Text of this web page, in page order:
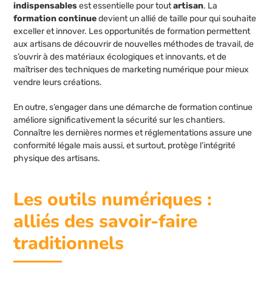
indispensablesest essentielle pour toutartisan. La
formation continuedevient un allié de taille pour qui souhaite
exceller et innover. Les opportunités de formation permettent
aux artisans de découvrir de nouvelles méthodes de travail, de
s’ouvrir à des matériaux écologiques et innovants, et de
maîtriser des techniques de marketing numérique pour mieux
vendre leurs créations.
En outre, s’engager dans une démarche de formation continue
améliore significativement la sécurité sur les chantiers.
Connaître les dernières normes et réglementations assure une
conformité légale mais aussi, et surtout, protège l’intégrité
physique des artisans.
Les outils numériques :
alliés des savoir-faire
traditionnels